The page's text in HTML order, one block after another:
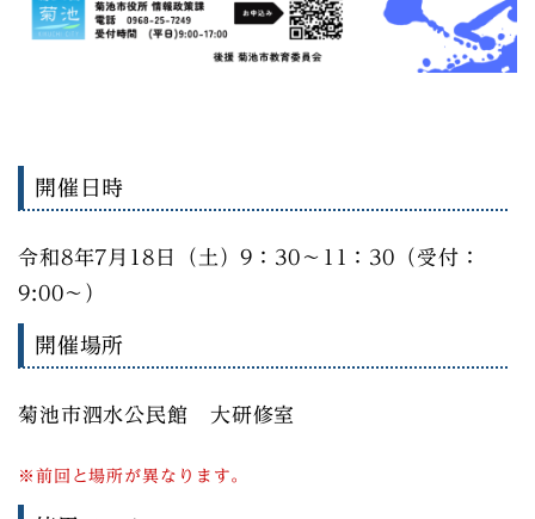
開催日時
令和8年7月18日（土）9：30～11：30（受付：
9:00～）
開催場所
菊池市泗水公民館 大研修室
※前回と場所が異なります。